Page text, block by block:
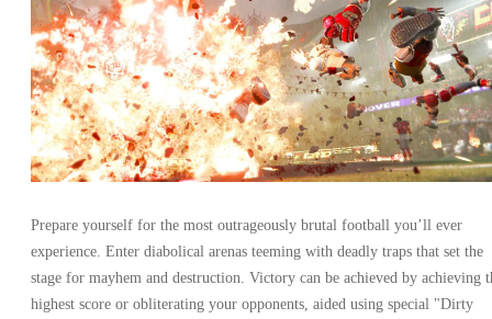
Prepare yourself for the most outrageously brutal football you’ll ever
experience. Enter diabolical arenas teeming with deadly traps that set the
stage for mayhem and destruction. Victory can be achieved by achieving
highest score or obliterating your opponents, aided using special "Dirty